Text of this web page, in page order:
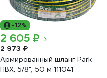
-12%
2 605 ₽
2 973 ₽
Армированный шланг Park
ПВХ, 5/8", 50 м 111041